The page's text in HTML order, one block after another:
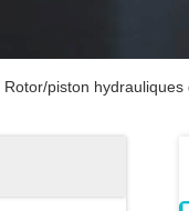
Rotor/piston